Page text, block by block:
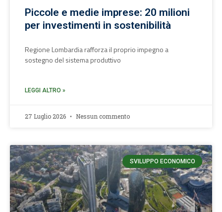
Piccole e medie imprese: 20 milioni
per investimenti in sostenibilità
Regione Lombardia rafforza il proprio impegno a
sostegno del sistema produttivo
LEGGI ALTRO »
27 Luglio 2026 Nessun commento
SVILUPPO ECONOMICO